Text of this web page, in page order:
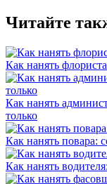
Читайте
Как нанять
Как нанять
только
Как нанять повара:
Как нанять